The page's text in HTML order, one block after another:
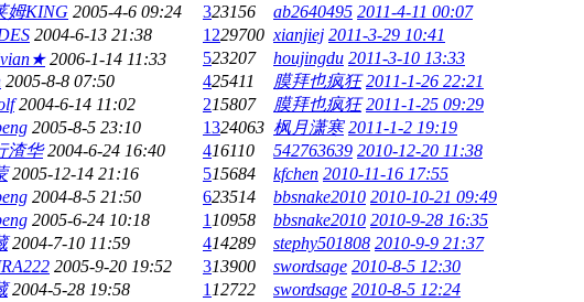
姆KING 2005-4-6 09:24 323156 ab2640495 2011-4-11 00:07
2004-6-13 21:38 1229700 xianjiej 2011-3-29 10:41
2006-1-14 11:33 523207 houjingdu 2011-3-10 13:33
2005-8-8 07:50 425411 膜拜也疯狂 2011-1-26 22:21
2004-6-14 11:02 215807 膜拜也疯狂 2011-1-25 09:29
2005-8-5 23:10 1324063 枫月潇寒 2011-1-2 19:19
渣华 2004-6-24 16:40 416110 542763639 2010-12-20 11:38
2005-12-14 21:16 515684 kfchen 2010-11-16 17:55
2004-8-5 21:50 623514 bbsnake2010 2010-10-21 09:49
2005-6-24 10:18 1 10958 bbsnake2010 2010-9-28 16:35
2004-7-10 11:59 414289 stephy501808 2010-9-9 21:37
2005-9-20 19:52 313900 swordsage 2010-8-5 12:30
2004-5-28 19:58 1 12722 swordsage 2010-8-5 12:24